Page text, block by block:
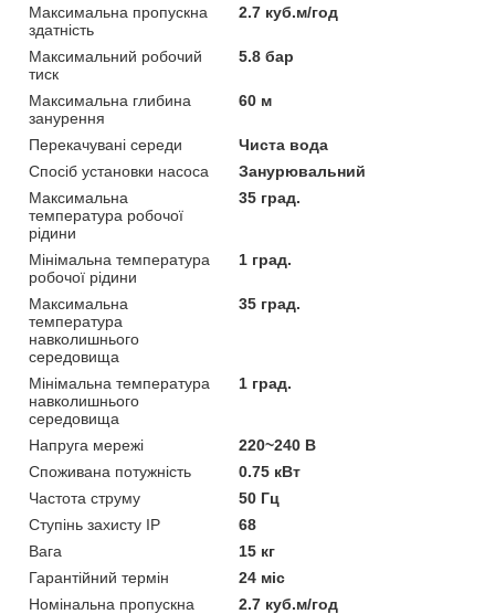
Максимальна пропускна
здатність
2.7 куб.м/год
Максимальний робочий
тиск
5.8 бар
Максимальна глибина
занурення
60 м
Перекачувані середи
Чиста вода
Спосіб установки насоса
Занурювальний
Максимальна
температура робочої
рідини
35 град.
Мінімальна температура
робочої рідини
1 град.
Максимальна
температура
навколишнього
середовища
35 град.
Мінімальна температура
навколишнього
середовища
1 град.
Напруга мережі
220~240 В
Споживана потужність
0.75 кВт
Частота струму
50 Гц
Ступінь захисту IP
68
Вага
15 кг
Гарантійний термін
24 міс
Номінальна пропускна
2.7 куб.м/год